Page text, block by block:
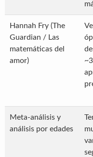
Hannah Fry (The
Guardian / Las
matemáticas del
amor)
Meta-análisis y
análisis por edades